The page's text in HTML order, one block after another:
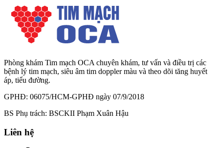
Phòng khám Tim mạch OCA chuyên khám, tư vấn và điều trị các
bệnh lý tim mạch, siêu âm tim doppler màu và theo dõi tăng huyết
áp, tiểu đường.
GPHĐ: 06075/HCM-GPHĐ ngày 07/9/2018
BS Phụ trách: BSCKII Phạm Xuân Hậu
Liên hệ